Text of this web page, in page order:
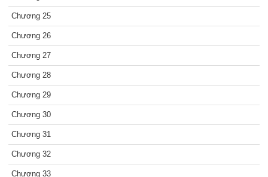
Chương 25
Chương 26
Chương 27
Chương 28
Chương 29
Chương 30
Chương 31
Chương 32
Chương 33